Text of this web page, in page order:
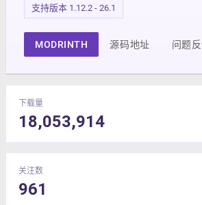
支持版本 1.12.2 - 26.1
MODRINTH 源码地址 问题
下载量
18,053,914
关注数
961